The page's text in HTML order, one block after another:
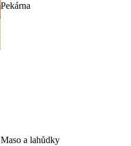
Pekárna
Maso a lahůdky